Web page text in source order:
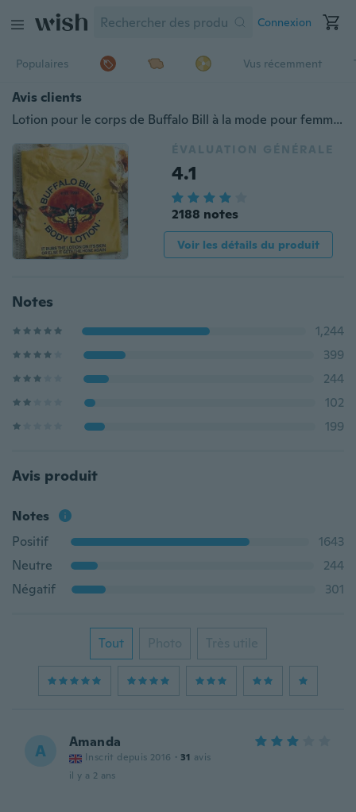
Connexion
Populaires Vus récemment
Avis clients
Lotion pour le corps de Buffalo Bill à la mode pour femmes, il frotte les lotions sur sa peau Lettre à manches courtes T-shrit imprimé
ÉVALUATION GÉNÉRALE
4.1
2188 notes
Voir les détails du produit
Notes
1,244
399
244
102
199
Avis produit
Notes
Positif
1643
Neutre
244
Négatif
301
Tout Photo Très utile
A Amanda
Inscrit depuis 2016 · 31 avis
il y a 2 ans